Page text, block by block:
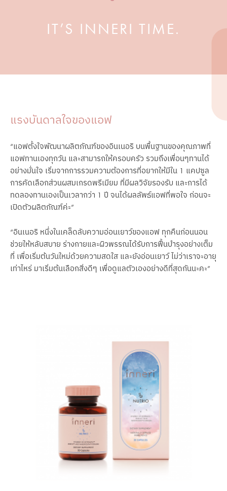
IT’S INNERI TIME.
แรงบันดาลใจของแอฟ
“แอฟตั้งใจพัฒนาผลิตภัณฑ์ของอินเนอริ บนพื้นฐานของคุณภาพที่
แอฟทานเองทุกวัน และสามารถให้ครอบครัว รวมถึงเพื่อนๆทานได้
อย่างมั่นใจ เริ่มจากการรวมความต้องการที่อยากให้มีใน 1 แคปซูล
การคัดเลือกส่วนผสมเกรดพรีเมียม ที่มีผลวิจัยรองรับ และการได้
ทดลองทานเองเป็นเวลากว่า 1 ปี จนได้ผลลัพธ์แอฟที่พอใจ ก่อนจะ
เปิดตัวผลิตภัณฑ์ค่ะ”
“อินเนอริ หนึ่งในเคล็ดลับความอ่อนเยาว์ของแอฟ ทุกคืนก่อนนอน
ช่วยให้หลับสบาย ร่างกายและผิวพรรณได้รับการฟื้นบำรุงอย่างเต็ม
ที่ เพื่อเริ่มต้นวันใหม่ด้วยความสดใส และยังอ่อนเยาว์ ไม่ว่าเราจะอายุ
เท่าไหร่ มาเริ่มต้นเลือกสิ่งดีๆ เพื่อดูแลตัวเองอย่างดีที่สุดกันนะคะ”